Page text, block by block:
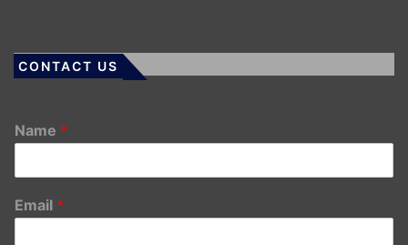
CONTACT US
Name *
Email *